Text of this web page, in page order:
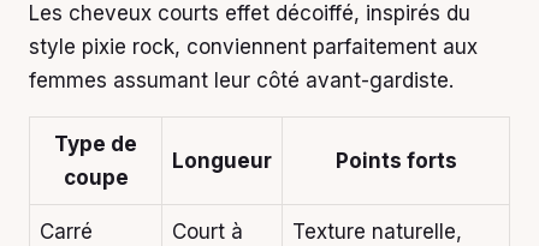
Les cheveux courts effet décoiffé, inspirés du
style pixie rock, conviennent parfaitement aux
femmes assumant leur côté avant-gardiste.
Type de
coupe
Longueur Points forts
Carré
Court à
Texture naturelle,